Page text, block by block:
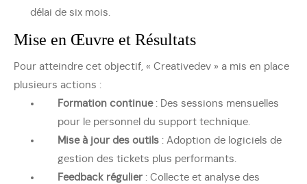
délai de six mois.
Mise en Œuvre et Résultats
Pour atteindre cet objectif, « Creativedev » a mis en place
plusieurs actions :
Formation continue: Des sessions mensuelles
pour le personnel du support technique.
Mise à jour des outils : Adoption de logiciels de
gestion des tickets plus performants.
Feedback régulier : Collecte et analyse des